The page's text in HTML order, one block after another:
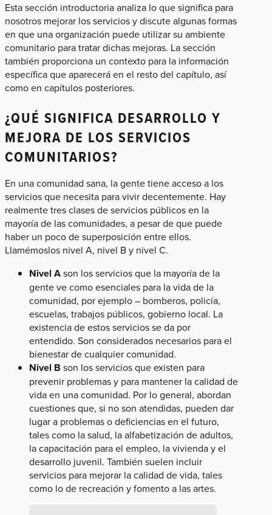
Esta sección introductoria analiza lo que significa para
nosotros mejorar los servicios y discute algunas formas
en que una organización puede utilizar su ambiente
comunitario para tratar dichas mejoras. La sección
también proporciona un contexto para la información
específica que aparecerá en el resto del capítulo, así
como en capítulos posteriores.
¿QUÉ SIGNIFICA DESARROLLO Y
MEJORA DE LOS SERVICIOS
COMUNITARIOS?
En una comunidad sana, la gente tiene acceso a los
servicios que necesita para vivir decentemente. Hay
realmente tres clases de servicios públicos en la
mayoría de las comunidades, a pesar de que puede
haber un poco de superposición entre ellos.
Llamémoslos nivel A, nivel B y nivel C.
Nivel Ason los servicios que la mayoría de la
gente ve como esenciales para la vida de la
comunidad, por ejemplo – bomberos, policía,
escuelas, trabajos públicos, gobierno local. La
existencia de estos servicios se da por
entendido. Son considerados necesarios para el
bienestar de cualquier comunidad.
Nivel B son los servicios que existen para
prevenir problemas y para mantener la calidad de
vida en una comunidad. Por lo general, abordan
cuestiones que, si no son atendidas, pueden dar
lugar a problemas o deficiencias en el futuro,
tales como la salud, la alfabetización de adultos,
la capacitación para el empleo, la vivienda y el
desarrollo juvenil. También suelen incluir
servicios para mejorar la calidad de vida, tales
como lo de recreación y fomento a las artes.